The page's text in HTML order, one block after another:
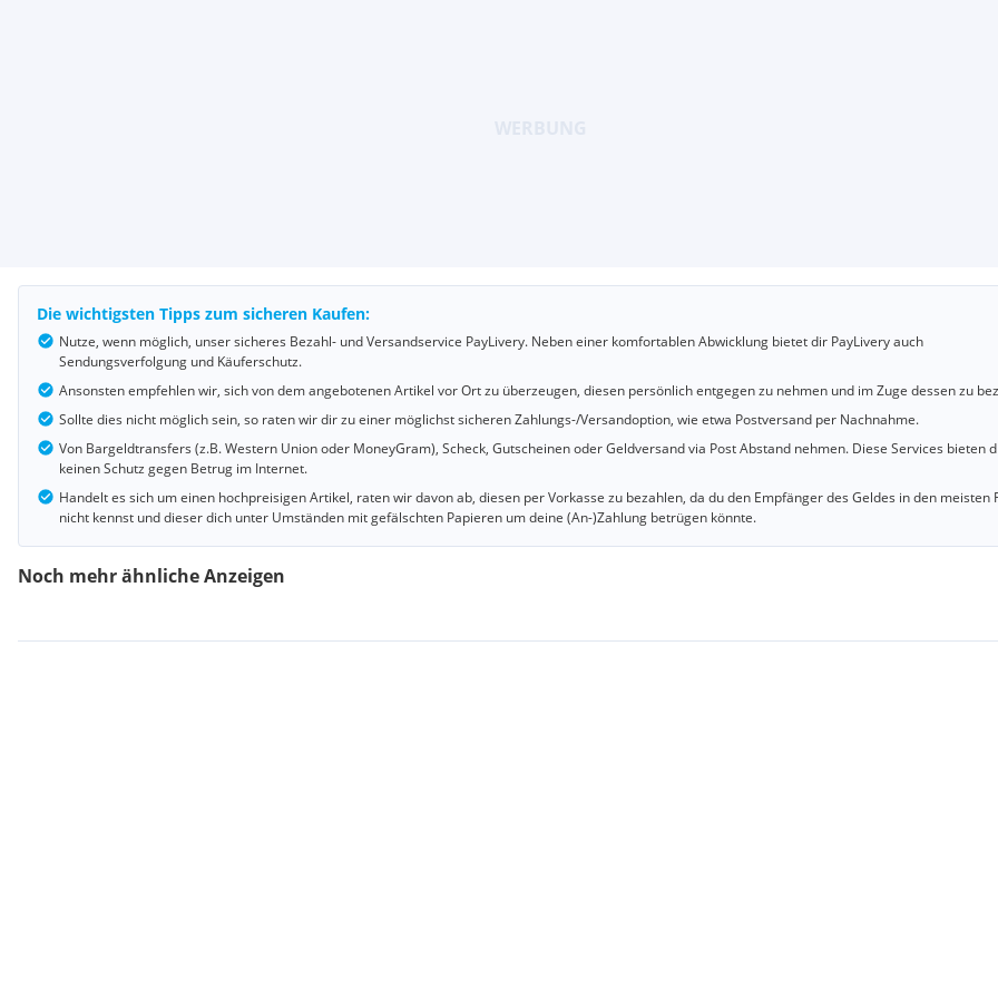
Die wichtigsten Tipps zum sicheren Kaufen:
Nutze, wenn möglich, unser sicheres Bezahl- und Versandservice PayLivery. Neben einer komfortablen Abwicklung bietet dir PayLivery auch
Sendungsverfolgung und Käuferschutz.
Ansonsten empfehlen wir, sich von dem angebotenen Artikel vor Ort zu überzeugen, diesen persönlich entgegen zu nehmen und im Zuge dessen zu
Sollte dies nicht möglich sein, so raten wir dir zu einer möglichst sicheren Zahlungs-/Versandoption, wie etwa Postversand per Nachnahme.
Von Bargeldtransfers (z.B. Western Union oder MoneyGram), Scheck, Gutscheinen oder Geldversand via Post Abstand nehmen. Diese Services bieten
keinen Schutz gegen Betrug im Internet.
Handelt es sich um einen hochpreisigen Artikel, raten wir davon ab, diesen per Vorkasse zu bezahlen, da du den Empfänger des Geldes in den meisten
nicht kennst und dieser dich unter Umständen mit gefälschten Papieren um deine (An-)Zahlung betrügen könnte.
Noch mehr ähnliche Anzeigen